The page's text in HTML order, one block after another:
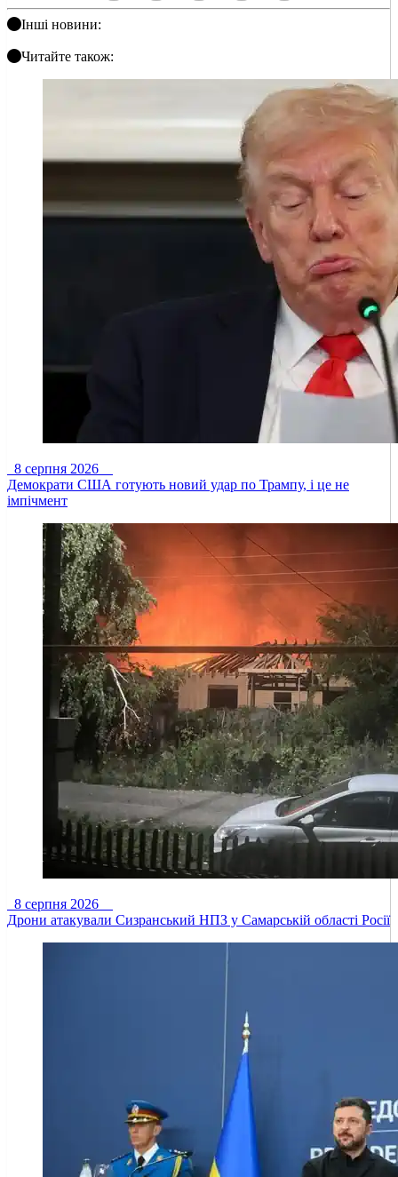
Інші новини:
Читайте також:
8 серпня 2026
Демократи США готують новий удар по Трампу, і це не
імпічмент
8 серпня 2026
Дрони атакували Сизранський НПЗ у Самарській області Росії